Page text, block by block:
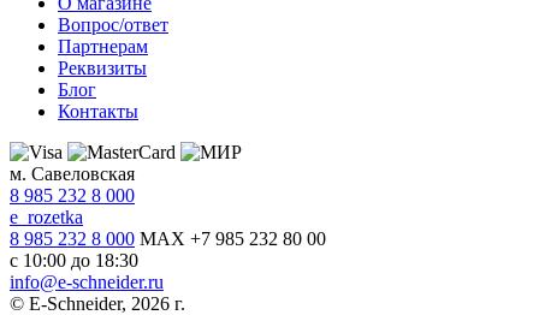
Вопрос/ответ
Партнерам
Реквизиты
Блог
Контакты
м. Савеловская
8 985 232 8 000
e_rozetka
8 985 232 8 000 MAX +7 985 232 80 00
с 10:00 до 18:30
info@e-schneider.ru
© E-Schneider, 2026 г.